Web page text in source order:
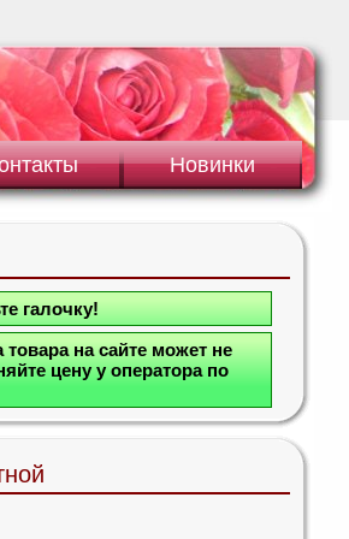
Новинки
галочку!
на сайте может не
цену у оператора по